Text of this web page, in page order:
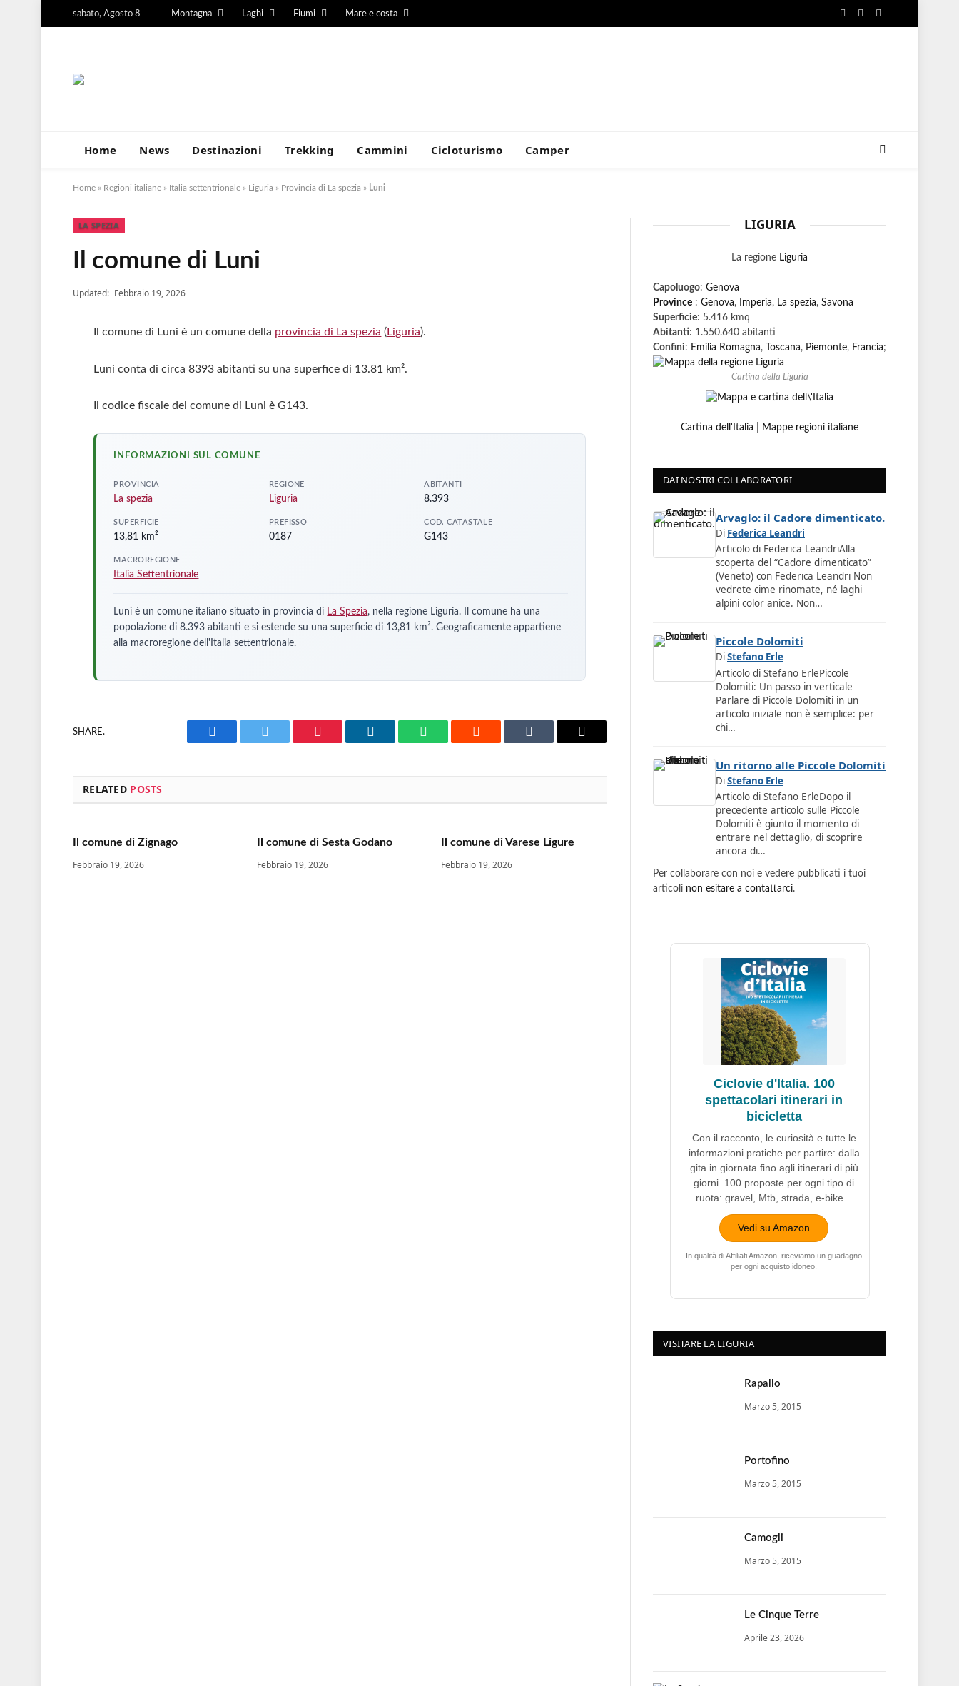
sabato, Agosto 8 Montagna Laghi Fiumi Mare e costa
Facebook
X
Instagram
Home News Destinazioni Trekking Cammini Cicloturismo Camper
Home » Regioni italiane » Italia settentrionale » Liguria » Provincia di La spezia » Luni
LA SPEZIA
Il comune di Luni
Updated: Febbraio 19, 2026
Il comune di Luni è un comune della provincia di La spezia (Liguria).
Luni conta di circa 8393 abitanti su una superfice di 13.81 km².
Il codice fiscale del comune di Luni è G143.
INFORMAZIONI SUL COMUNE
PROVINCIA
La spezia
REGIONE
Liguria
ABITANTI
8.393
SUPERFICIE
13,81 km²
PREFISSO
0187
COD. CATASTALE
G143
MACROREGIONE
Italia Settentrionale
Luni è un comune italiano situato in provincia di La Spezia, nella regione Liguria. Il comune ha una
popolazione di 8.393 abitanti e si estende su una superficie di 13,81 km². Geograficamente appartiene
alla macroregione dell'Italia settentrionale.
SHARE.
Facebook Twitter Pinterest LinkedIn WhatsAppReddit Tumblr Email
RELATED POSTS
Il comune di Zignago
Febbraio 19, 2026
Il comune di Sesta Godano
Febbraio 19, 2026
Il comune di Varese Ligure
Febbraio 19, 2026
LIGURIA
La regione Liguria
Capoluogo: Genova
Province : Genova, Imperia, La spezia, Savona
Superficie: 5.416 kmq
Abitanti: 1.550.640 abitanti
Confini: Emilia Romagna, Toscana, Piemonte, Francia;
Cartina della Liguria
Cartina dell'Italia Mappe regioni italiane
DAI NOSTRI COLLABORATORI
Arvaglo: il Cadore dimenticato.
Di Federica Leandri
Articolo di Federica LeandriAlla
scoperta del “Cadore dimenticato”
(Veneto) con Federica Leandri Non
vedrete cime rinomate, né laghi
alpini color anice. Non…
Piccole Dolomiti
DiStefano Erle
Articolo di Stefano ErlePiccole
Dolomiti: Un passo in verticale
Parlare di Piccole Dolomiti in un
articolo iniziale non è semplice: per
chi…
Un ritorno alle Piccole Dolomiti
DiStefano Erle
Articolo di Stefano ErleDopo il
precedente articolo sulle Piccole
Dolomiti è giunto il momento di
entrare nel dettaglio, di scoprire
ancora di…
Per collaborare con noi e vedere pubblicati i tuoi
articoli non esitare a contattarci.
Ciclovie d'Italia. 100
spettacolari itinerari in
bicicletta
Con il racconto, le curiosità e tutte le
informazioni pratiche per partire: dalla
gita in giornata fino agli itinerari di più
giorni. 100 proposte per ogni tipo di
ruota: gravel, Mtb, strada, e-bike...
Vedi su Amazon
In qualità di Affiliati Amazon, riceviamo un guadagno
per ogni acquisto idoneo.
VISITARE LA LIGURIA
Rapallo
Marzo 5, 2015
Portofino
Marzo 5, 2015
Camogli
Marzo 5, 2015
Le Cinque Terre
Aprile 23, 2026